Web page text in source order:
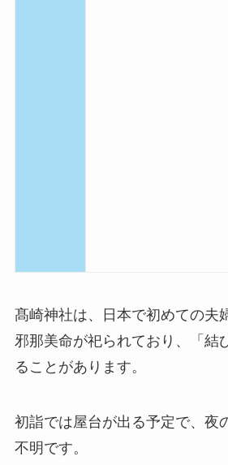
髙崎神社は、日本で初めての夫
邪那美命が祀られており、「結
ることがあります。
初詣では屋台が出る予定で、夜
不明です。